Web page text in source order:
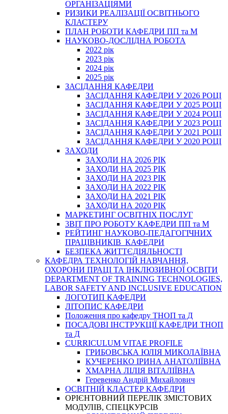
ОРГАНІЗАЦІЯМИ
РИЗИКИ РЕАЛІЗАЦІЇ ОСВІТНЬОГО
КЛАСТЕРУ
ПЛАН РОБОТИ КАФЕДРИ ПП та М
НАУКОВО-ДОСЛІДНА РОБОТА
2022 рік
2023 рік
2024 рік
2025 рік
ЗАСІДАННЯ КАФЕДРИ
ЗАСІДАННЯ КАФЕДРИ У 2026 РОЦІ
ЗАСІДАННЯ КАФЕДРИ У 2025 РОЦІ
ЗАСІДАННЯ КАФЕДРИ У 2024 РОЦІ
ЗАСІДАННЯ КАФЕДРИ У 2023 РОЦІ
ЗАСІДАННЯ КАФЕДРИ У 2021 РОЦІ
ЗАСІДАННЯ КАФЕДРИ У 2020 РОЦІ
ЗАХОДИ
ЗАХОДИ НА 2026 РІК
ЗАХОДИ НА 2025 РІК
ЗАХОДИ НА 2023 РІК
ЗАХОДИ НА 2022 РІК
ЗАХОДИ НА 2021 РІК
ЗАХОДИ НА 2020 РІК
МАРКЕТИНГ ОСВІТНІХ ПОСЛУГ
3BIT ПРО РОБОТУ КАФЕДРИ ПП та М
РЕЙТИНГ НАУКОВО-ПЕДАГОГІЧНИХ
ПРАЦІВНИКІВ КАФЕДРИ
БЕЗПЕКА ЖИТТЄДІЯЛЬНОСТІ
КАФЕДРА ТЕХНОЛОГІЙ НАВЧАННЯ,
ОХОРОНИ ПРАЦІ ТА ІНКЛЮЗИВНОЇ ОСВІТИ
DEPARTMENT OF TRAINING TECHNOLOGIES,
LABOR SAFETY AND INCLUSIVE EDUCATION
ЛОГОТИП КАФЕДРИ
ЛІТОПИС КАФЕДРИ
Положення про кафедру ТНОП та Д
ПОСАДОВІ ІНСТРУКЦІЇ КАФЕДРИ ТНОП
та Д
CURRICULUM VITAE PROFILE
ГРИБОВСЬКА ЮЛІЯ МИКОЛАЇВНА
КУЧЕРЕНКО ІРИНА АНАТОЛІЇВНА
ХМАРНА ЛІЛІЯ ВІТАЛІЇВНА
Геревенко Андрій Михайлович
ОСВІТНІЙ КЛАСТЕР КАФЕДРИ
ОРІЄНТОВНИЙ ПЕРЕЛІК ЗМІСТОВИХ
МОДУЛІВ, СПЕЦКУРСІВ